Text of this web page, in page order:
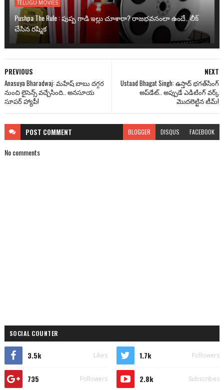
TELUGU MOVIES
Pushpa The Rule : పుష్ప గాడి ఇల్లు చూశారా? రాజభవనంలా ఉందే.. లీక్
చేసిన రష్మిక
NEXT
Ustaad Bhagat Singh: ఉస్తాద్ భగత్‌సింగ్
అప్‌డేట్.. అప్పుడే ఎడిటింగ్ వర్క్
మొదలెట్టిన టీమ్!
PREVIOUS
Anasuya Bharadwaj: మహేష్ బాబు దగ్గర
నుంచి లైసెన్స్ వచ్చేసింది.. అనసూయ
సూపర్ హ్యాపీ!
POST COMMENT BLOGGER DISQUS FACEBOOK
No comments
SOCIAL COUNTER
3.5k Likes 1.7k Followers
735 Followers 2.8k Subscribes